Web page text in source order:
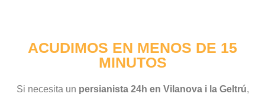
ACUDIMOS EN MENOS DE 15
MINUTOS
Si necesita un persianista 24h en Vilanova i la Geltrú,